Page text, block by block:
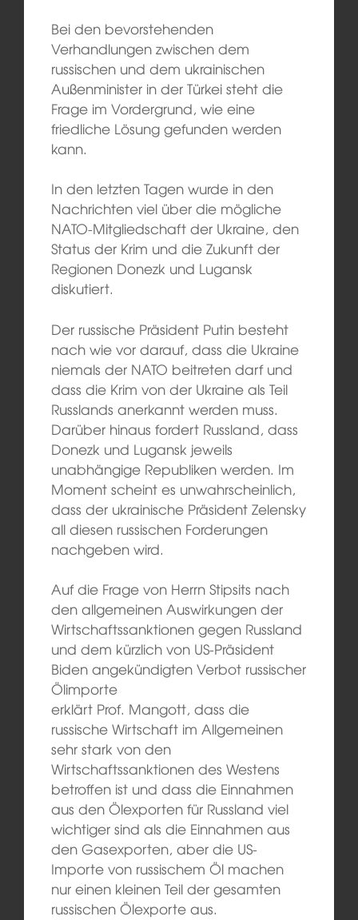
Bei den bevorstehenden
Verhandlungen zwischen dem
russischen und dem ukrainischen
Außenminister in der Türkei steht die
Frage im Vordergrund, wie eine
friedliche Lösung gefunden werden
kann.
In den letzten Tagen wurde in den
Nachrichten viel über die mögliche
NATO-Mitgliedschaft der Ukraine, den
Status der Krim und die Zukunft der
Regionen Donezk und Lugansk
diskutiert.
Der russische Präsident Putin besteht
nach wie vor darauf, dass die Ukraine
niemals der NATO beitreten darf und
dass die Krim von der Ukraine als Teil
Russlands anerkannt werden muss.
Darüber hinaus fordert Russland, dass
Donezk und Lugansk jeweils
unabhängige Republiken werden. Im
Moment scheint es unwahrscheinlich,
dass der ukrainische Präsident Zelensky
all diesen russischen Forderungen
nachgeben wird.
Auf die Frage von Herrn Stipsits nach
den allgemeinen Auswirkungen der
Wirtschaftssanktionen gegen Russland
und dem kürzlich von US-Präsident
Biden angekündigten Verbot russischer
Ölimporte
erklärt Prof. Mangott, dass die
russische Wirtschaft im Allgemeinen
sehr stark von den
Wirtschaftssanktionen des Westens
betroffen ist und dass die Einnahmen
aus den Ölexporten für Russland viel
wichtiger sind als die Einnahmen aus
den Gasexporten, aber die US-
Importe von russischem Öl machen
nur einen kleinen Teil der gesamten
russischen Ölexporte aus.